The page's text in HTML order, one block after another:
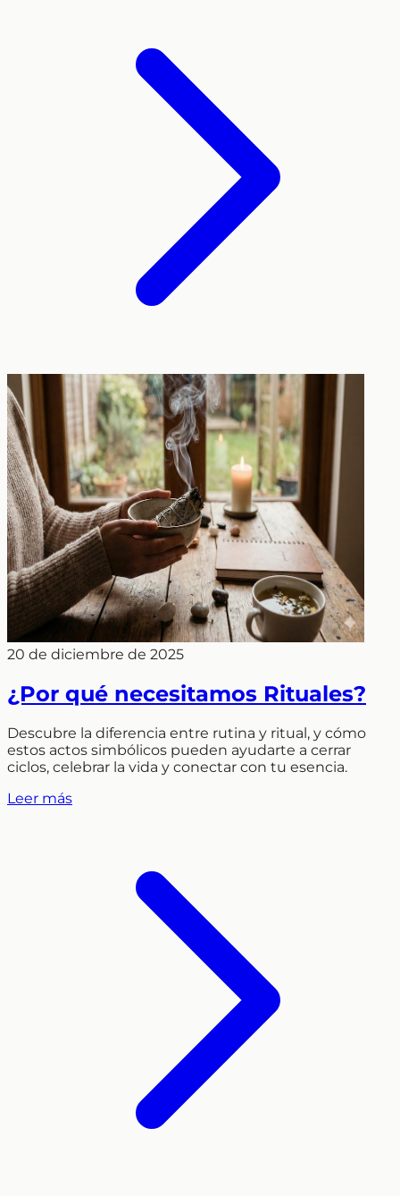
20 de diciembre de 2025
¿Por qué necesitamos Rituales?
Descubre la diferencia entre rutina y ritual, y cómo
estos actos simbólicos pueden ayudarte a cerrar
ciclos, celebrar la vida y conectar con tu esencia.
Leer más